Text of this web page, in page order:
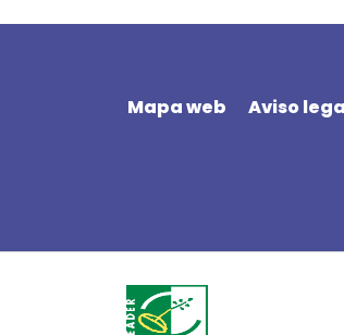
Mapa web Aviso